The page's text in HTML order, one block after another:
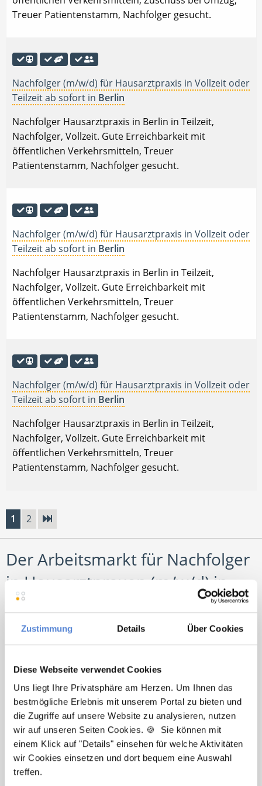
Zustimmung Details Über Cookies
Diese Webseite verwendet Cookies
Uns liegt Ihre Privatsphäre am Herzen. Um Ihnen das
bestmögliche Erlebnis mit unserem Portal zu bieten und
die Zugriffe auf unsere Website zu analysieren, nutzen
wir auf unseren Seiten Cookies. 🍪 Sie können mit
einem Klick auf "Details" einsehen für welche Aktivitäten
wir Cookies einsetzen und dort bequem eine Auswahl
treffen.
Treuer Patientenstamm, Nachfolger gesucht.
Nachfolger (m/w/d) für Hausarztpraxis in Vollzeit oder
Teilzeit ab sofort in Berlin
Nachfolger Hausarztpraxis in Berlin in Teilzeit,
Nachfolger, Vollzeit. Gute Erreichbarkeit mit
öffentlichen Verkehrsmitteln, Treuer
Patientenstamm, Nachfolger gesucht.
Nachfolger (m/w/d) für Hausarztpraxis in Vollzeit oder
Teilzeit ab sofort in Berlin
Nachfolger Hausarztpraxis in Berlin in Teilzeit,
Nachfolger, Vollzeit. Gute Erreichbarkeit mit
öffentlichen Verkehrsmitteln, Treuer
Patientenstamm, Nachfolger gesucht.
Nachfolger (m/w/d) für Hausarztpraxis in Vollzeit oder
Teilzeit ab sofort in Berlin
Nachfolger Hausarztpraxis in Berlin in Teilzeit,
Nachfolger, Vollzeit. Gute Erreichbarkeit mit
öffentlichen Verkehrsmitteln, Treuer
Patientenstamm, Nachfolger gesucht.
1 2
Der Arbeitsmarkt für Nachfolger
in Hausarztpraxen (m/w/d) in
Berlin
Natürlich gibt es in einer Weltstadt wie Berlin eine
glücklich werden kann. Bei der Suche sollten Sie sich
vorher eventuell informieren, welcher Stadtteil für Sie
interessant ist. Denn von Charlottenburg über
Kreuzberg bis Mitte und Prenzlauer Berg hat jedes
Viertel seinen eigenen Charme - und spricht
unterschiedliche Typen an.
Finden Sie Ihre neue